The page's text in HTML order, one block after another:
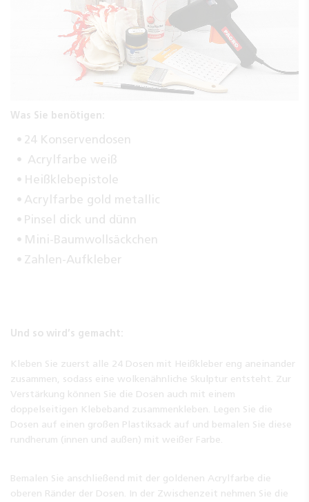
Was Sie benötigen:
24 Konservendosen
Acrylfarbe weiß
Heißklebepistole
Acrylfarbe gold metallic
Pinsel dick und dünn
Mini-Baumwollsäckchen
Zahlen-Aufkleber
Und so wird’s gemacht:
Kleben Sie zuerst alle 24 Dosen mit Heißkleber eng aneinander
zusammen, sodass eine wolkenähnliche Skulptur entsteht. Zur
Verstärkung können Sie die Dosen auch mit einem
doppelseitigen Klebeband zusammenkleben. Legen Sie die
Dosen auf einen großen Plastiksack auf und bemalen Sie diese
rundherum (innen und außen) mit weißer Farbe.
Bemalen Sie anschließend mit der goldenen Acrylfarbe die
oberen Ränder der Dosen. In der Zwischenzeit nehmen Sie die